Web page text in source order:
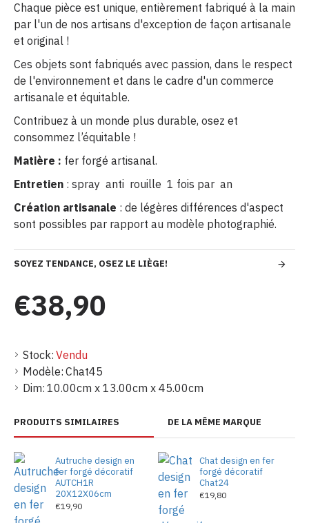
Chaque pièce est unique, entièrement fabriqué à la main
par l'un de nos artisans d'exception de façon artisanale
et original !
Ces objets sont fabriqués avec passion, dans le respect
de l'environnement et dans le cadre d'un commerce
artisanale et équitable.
Contribuez à un monde plus durable, osez et
consommez l’équitable !
Matière : fer forgé artisanal.
Entretien : spray anti rouille 1 fois par an
Création artisanale : de légères différences d'aspect
sont possibles par rapport au modèle photographié.
SOYEZ TENDANCE, OSEZ LE LIÈGE!
Stock: Vendu
Modèle: Chat45
Dim: 10.00cm x 13.00cm x 45.00cm
€38,90
PRODUITS SIMILAIRES DE LA MÊME MARQUE
Autruche design en
fer forgé décoratif
AUTCH1R
20X12X06cm
€19,90
Chat design en fer
forgé décoratif
Chat24
€19,80